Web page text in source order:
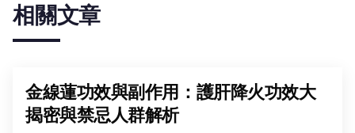
相關文章
金線蓮功效與副作用：護肝降火功效大
揭密與禁忌人群解析